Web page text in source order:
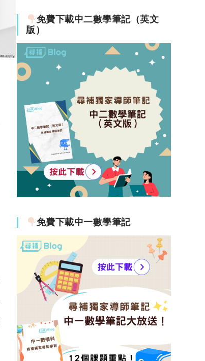
免費下載中二數學筆記（英文
版）
免費下載中一數學筆記